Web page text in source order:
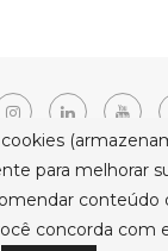
Belmonte. Todos
para melhorar
conteúdo
concorda com